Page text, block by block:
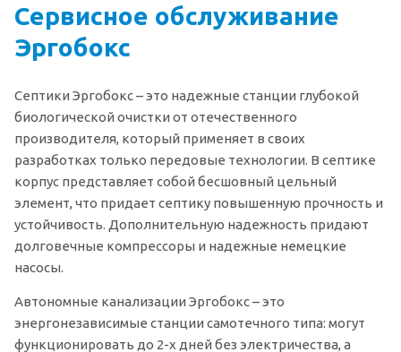
Сервисное обслуживание
Эргобокс
Септики Эргобокс – это надежные станции глубокой
биологической очистки от отечественного
производителя, который применяет в своих
разработках только передовые технологии. В септике
корпус представляет собой бесшовный цельный
элемент, что придает септику повышенную прочность и
устойчивость. Дополнительную надежность придают
долговечные компрессоры и надежные немецкие
насосы.
Автономные канализации Эргобокс – это
энергонезависимые станции самотечного типа: могут
функционировать до 2-х дней без электричества, а